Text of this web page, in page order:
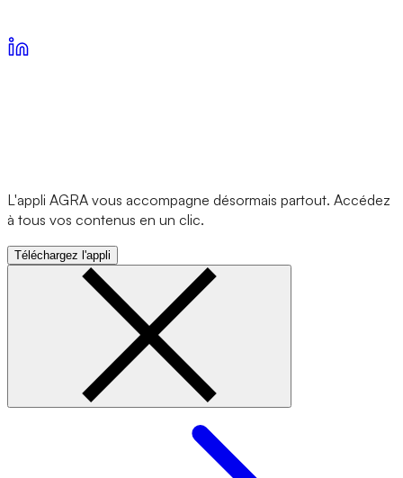
L'appli AGRA vous accompagne désormais partout. Accédez
à tous vos contenus en un clic.
Téléchargez l'appli